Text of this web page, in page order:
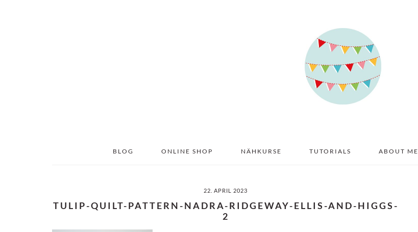
BLOG ONLINE SHOP NÄHKURSE TUTORIALS ABOUT ME
22. APRIL 2023
TULIP-QUILT-PATTERN-NADRA-RIDGEWAY-ELLIS-AND-HIGGS-
2